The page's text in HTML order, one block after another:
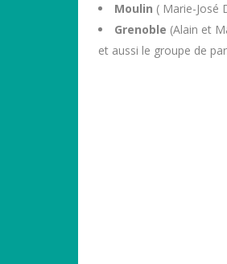
Moulin ( Marie-José
Grenoble (Alain et
et aussi le groupe de